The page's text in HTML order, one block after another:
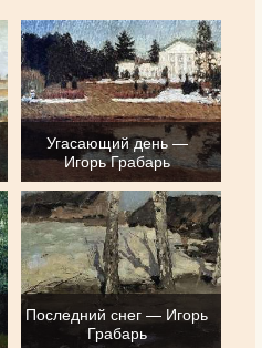
Угасающий день —
Игорь Грабарь
Последний снег — Игорь
Грабарь